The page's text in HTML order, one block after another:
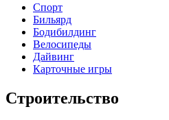
Спорт
Бильярд
Бодибилдинг
Велосипеды
Дайвинг
Карточные игры
Строительство